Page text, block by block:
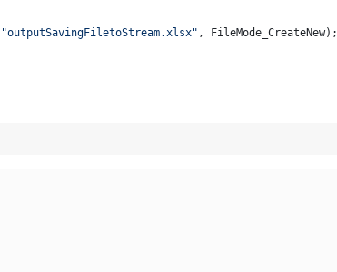
"outputSavingFiletoStream.xlsx" , FileMode_CreateNew);